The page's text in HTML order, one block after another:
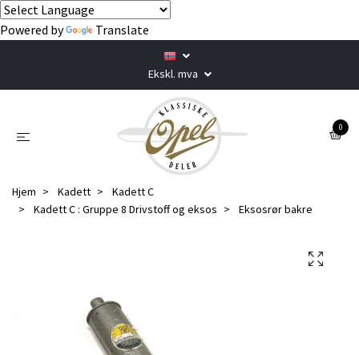
Powered by Translate
Ekskl. mva
0
Hjem Kadett
Kadett C
Kadett C : Gruppe 8 Drivstoff og eksos
Eksosrør bakre